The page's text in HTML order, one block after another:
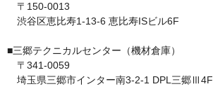
〒150-0013
渋谷区恵比寿1-13-6 恵比寿ISビル6F
■三郷テクニカルセンター（機材倉庫）
〒341-0059
埼玉県三郷市インター南3-2-1 DPL三郷Ⅲ4F